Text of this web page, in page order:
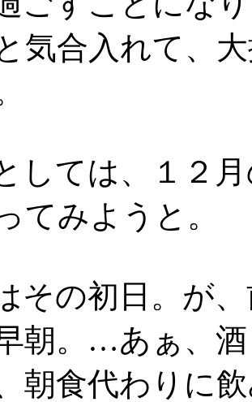
気合入れて、
しては、１２
てみようと。
その初日。が
朝。…あぁ、
朝食代わりに